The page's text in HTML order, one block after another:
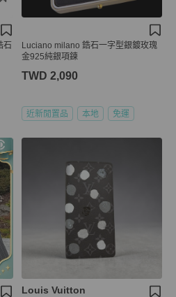
石
Luciano milano 鋯石一字型銀鍍玫瑰
金925純銀項鍊
TWD 2,090
近新閒置品 本地 免運
Louis Vuitton